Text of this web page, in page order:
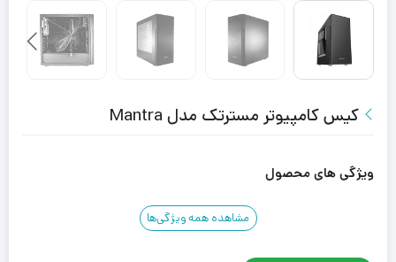
کیس کامپیوتر مسترتک مدل Mantra
ویژگی های محصول
مشاهده همه ویژگی‌ها